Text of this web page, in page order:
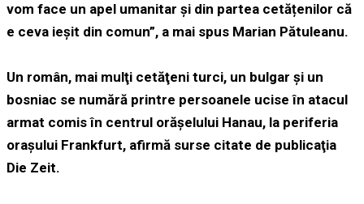
vom face un apel umanitar și din partea cetățenilor că
e ceva ieșit din comun”, a mai spus Marian Pătuleanu.
Un român, mai mulţi cetăţeni turci, un bulgar şi un
bosniac se numără printre persoanele ucise în atacul
armat comis în centrul orăşelului Hanau, la periferia
oraşului Frankfurt, afirmă surse citate de publicaţia
Die Zeit.